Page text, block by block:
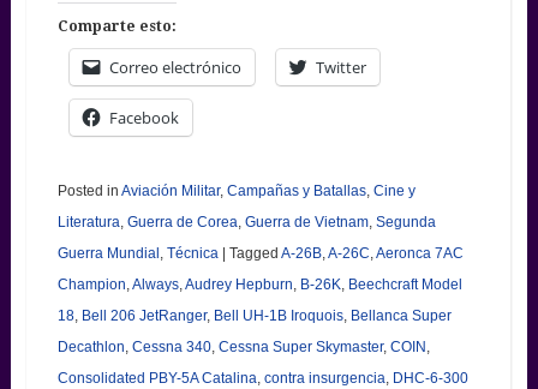
Comparte esto:
Correo electrónico Twitter
Facebook
Posted in Aviación Militar, Campañas y Batallas, Cine y
Literatura, Guerra de Corea, Guerra de Vietnam, Segunda
Guerra Mundial , Técnica Tagged A-26B,A-26C,Aeronca 7AC
Champion,Always,Audrey Hepburn, B-26K, Beechcraft Model
18, Bell 206 JetRanger, Bell UH-1B Iroquois, Bellanca Super
Decathlon, Cessna 340, Cessna Super Skymaster, COIN ,
Consolidated PBY-5A Catalina, contra insurgencia, DHC-6-300